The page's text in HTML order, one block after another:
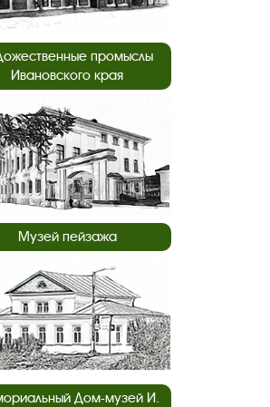
промыслы
Ивановского края
Музей пейзажа
Дом-музей И.